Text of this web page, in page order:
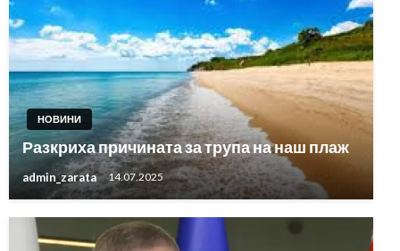
НОВИНИ
Разкриха причината за трупа на наш плаж
admin_zarata 14.07.2025